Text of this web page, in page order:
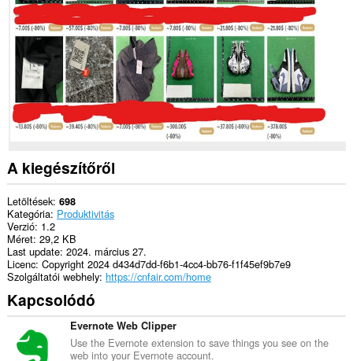
This
extension
can
create
notifications
and
display
them
to
you
the
system
tray.
A kiegészítőről
Letöltések 698
Kategória Produktivitás
Verzió 1.2
Méret 29,2 KB
Last update 2024. március 27.
Licenc Copyright 2024 d434d7dd-f6b1-4cc4-bb76-f1f45ef9b7e9
Szolgáltatói webhely https://cnfair.com/home
Kapcsolódó
Evernote Web Clipper
Use the Evernote extension to save things you see on the
web into your Evernote account.